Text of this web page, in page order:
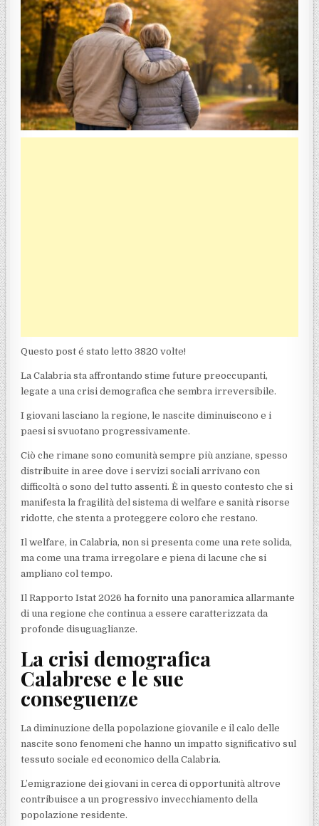
Questo post é stato letto 3820 volte!
La Calabria sta affrontando stime future preoccupanti,
legate a una crisi demografica che sembra irreversibile.
I giovani lasciano la regione, le nascite diminuiscono e i
paesi si svuotano progressivamente.
Ciò che rimane sono comunità sempre più anziane, spesso
distribuite in aree dove i servizi sociali arrivano con
difficoltà o sono del tutto assenti. È in questo contesto che si
manifesta la fragilità del sistema di welfare e sanità risorse
ridotte, che stenta a proteggere coloro che restano.
Il welfare, in Calabria, non si presenta come una rete solida,
ma come una trama irregolare e piena di lacune che si
ampliano col tempo.
Il Rapporto Istat 2026 ha fornito una panoramica allarmante
di una regione che continua a essere caratterizzata da
profonde disuguaglianze.
La crisi demografica
Calabrese e le sue
conseguenze
La diminuzione della popolazione giovanile e il calo delle
nascite sono fenomeni che hanno un impatto significativo sul
tessuto sociale ed economico della Calabria.
L’emigrazione dei giovani in cerca di opportunità altrove
contribuisce a un progressivo invecchiamento della
popolazione residente.